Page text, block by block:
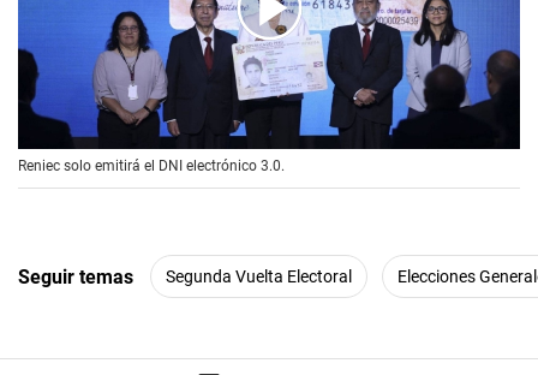
00:00 01:29
Reniec solo emitirá el DNI electrónico 3.0.
Seguir temas Segunda Vuelta Electoral Elecciones